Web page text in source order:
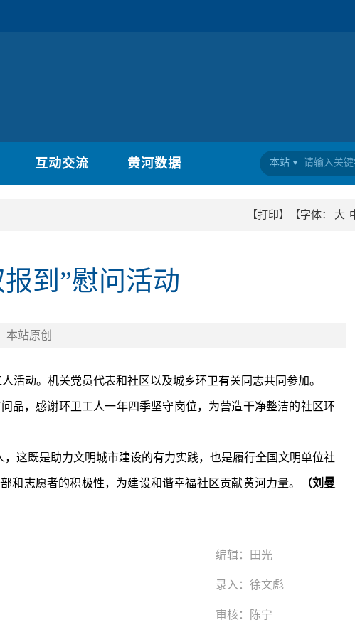
互动交流 黄河数据 本站
【打印】 【字体： 大
到”慰问活动
本站原创
活动。机关党员代表和社区以及城乡环卫有关同志共同参加。
这既是助力文明城市建设的有力实践，也是履行全国文明单位社
和志愿者的积极性，为建设和谐幸福社区贡献黄河力量。 （刘曼
编辑： 田光
录入： 徐文彪
审核： 陈宁